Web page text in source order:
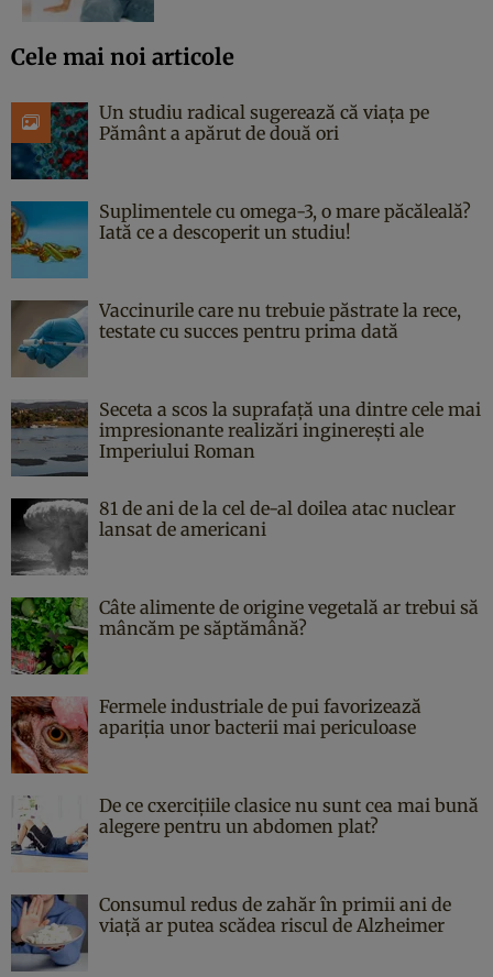
Cele mai noi articole
Un studiu radical sugerează că viața pe
Pământ a apărut de două ori
Suplimentele cu omega-3, o mare păcăleală?
Iată ce a descoperit un studiu!
Vaccinurile care nu trebuie păstrate la rece,
testate cu succes pentru prima dată
Seceta a scos la suprafață una dintre cele mai
impresionante realizări inginerești ale
Imperiului Roman
81 de ani de la cel de-al doilea atac nuclear
lansat de americani
Câte alimente de origine vegetală ar trebui să
mâncăm pe săptămână?
Fermele industriale de pui favorizează
apariția unor bacterii mai periculoase
De ce cxercițiile clasice nu sunt cea mai bună
alegere pentru un abdomen plat?
Consumul redus de zahăr în primii ani de
viață ar putea scădea riscul de Alzheimer